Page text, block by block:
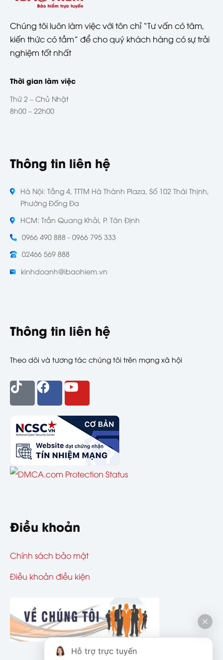
Chúng tôi luôn làm việc với tôn chỉ “Tư vấn có tâm,
kiến thức có tầm” để cho quý khách hàng có sự trải
nghiệm tốt nhất
Thời gian làm việc
Thứ 2 – Chủ Nhật
8h00 – 22h00
Thông tin liên hệ
Hà Nội: Tầng 4, TTTM Hà Thành Plaza, Số 102 Thái Thịnh,
Phường Đống Đa
HCM: Trần Quang Khải, P. Tân Định
0966 490 888 - 0966 795 333
02466 569 888
kinhdoanh@ibaohiem.vn
Thông tin liên hệ
Theo dõi và tương tác chúng tôi trên mạng xã hội
Điều khoản
Chính sách bảo mật
Điều khoản điều kiện
Hỗ trợ trực tuyến